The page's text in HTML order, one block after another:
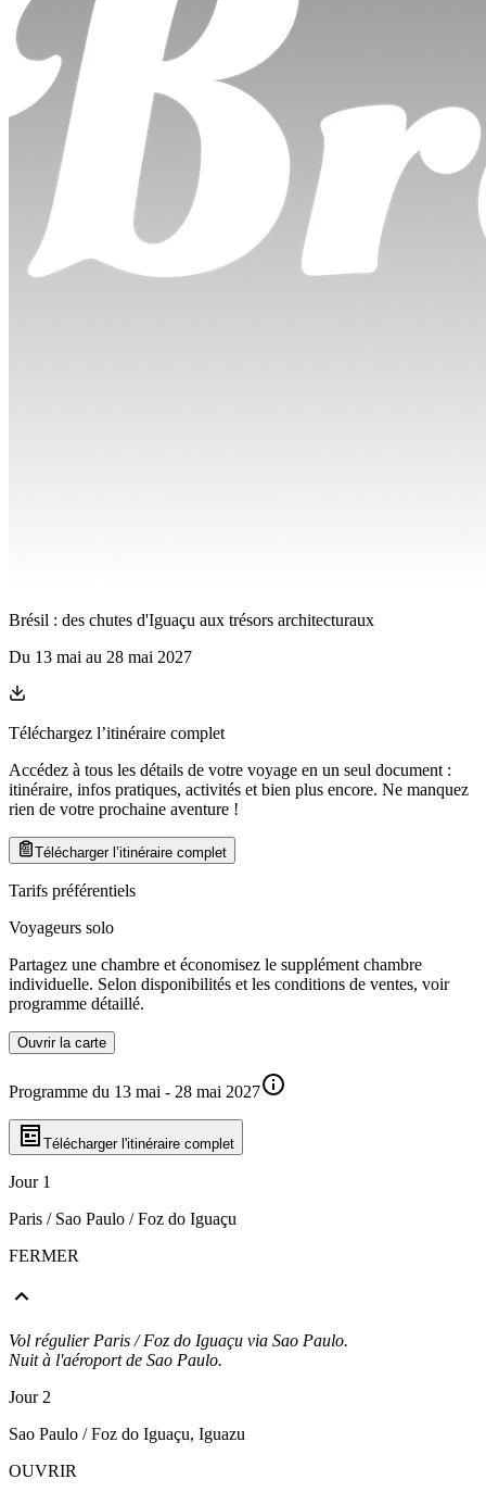
Brésil : des chutes d'Iguaçu aux trésors architecturaux
Du 13 mai au 28 mai 2027
Téléchargez l’itinéraire complet
Accédez à tous les détails de votre voyage en un seul document :
itinéraire, infos pratiques, activités et bien plus encore. Ne manquez
rien de votre prochaine aventure !
Télécharger l’itinéraire complet
Tarifs préférentiels
Voyageurs solo
Partagez une chambre et économisez le supplément chambre
individuelle. Selon disponibilités et les conditions de ventes, voir
programme détaillé.
Ouvrir la carte
Programme du 13 mai - 28 mai 2027
Télécharger l'itinéraire complet
Jour 1
Paris / Sao Paulo / Foz do Iguaçu
FERMER
Vol régulier Paris / Foz do Iguaçu via Sao Paulo.
Nuit à l'aéroport de Sao Paulo.
Jour 2
Sao Paulo / Foz do Iguaçu, Iguazu
OUVRIR